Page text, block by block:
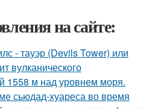
на сайте:
- тауэр (Devils Tower) или
вулканического
1558 м над уровнем моря.
сьюдад-хуареса во время